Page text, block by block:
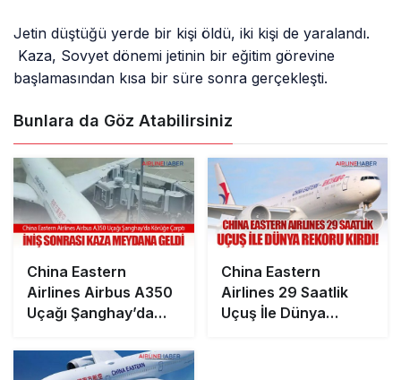
Jetin düştüğü yerde bir kişi öldü, iki kişi de yaralandı.
Kaza, Sovyet dönemi jetinin bir eğitim görevine
başlamasından kısa bir süre sonra gerçekleşti.
Bunlara da Göz Atabilirsiniz
China Eastern
Airlines Airbus A350
Uçağı Şanghay’da
China Eastern
Airlines 29 Saatlik
Uçuş İle Dünya